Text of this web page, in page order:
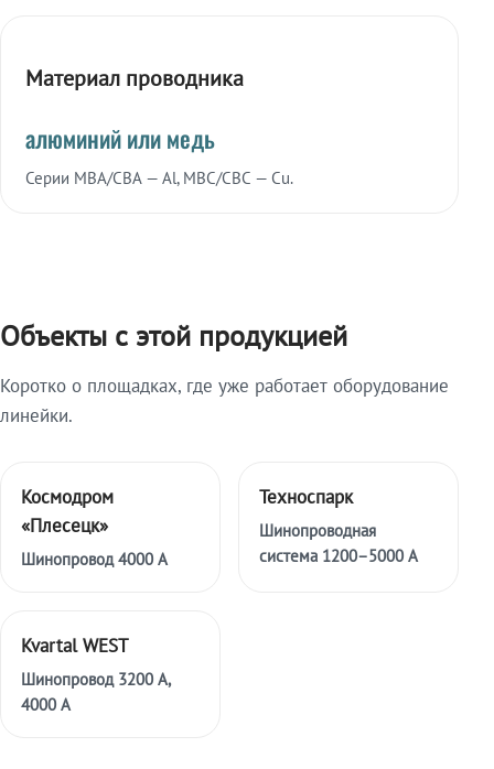
Материал проводника
алюминий или медь
Серии МВА/СВА — Al, МВС/СВС — Cu.
Объекты с этой продукцией
Коротко о площадках, где уже работает оборудование
линейки.
Космодром
«Плесецк»
Шинопровод 4000 А
Техноспарк
Шинопроводная
система 1200–5000 А
Kvartal WEST
Шинопровод 3200 А,
4000 А